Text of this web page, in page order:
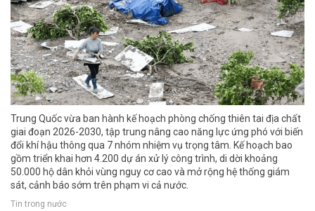
Trung Quốc vừa ban hành kế hoạch phòng chống thiên tai địa chất
giai đoạn 2026-2030, tập trung nâng cao năng lực ứng phó với biến
đổi khí hậu thông qua 7 nhóm nhiệm vụ trọng tâm. Kế hoạch bao
gồm triển khai hơn 4.200 dự án xử lý công trình, di dời khoảng
50.000 hộ dân khỏi vùng nguy cơ cao và mở rộng hệ thống giám
sát, cảnh báo sớm trên phạm vi cả nước.
Tin trong nước